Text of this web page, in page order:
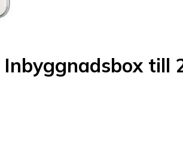
Inbyggnadsbox till